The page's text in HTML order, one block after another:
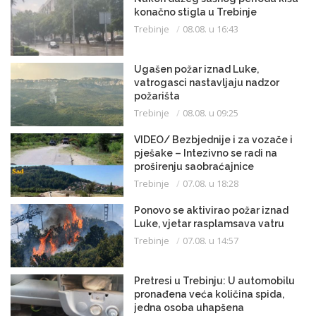
konačno stigla u Trebinje
Trebinje 08.08. u 16:43
Ugašen požar iznad Luke,
vatrogasci nastavljaju nadzor
požarišta
Trebinje 08.08. u 09:25
VIDEO/ Bezbjednije i za vozače i
pješake – Intezivno se radi na
proširenju saobraćajnice
Trebinje 07.08. u 18:28
Ponovo se aktivirao požar iznad
Luke, vjetar rasplamsava vatru
Trebinje 07.08. u 14:57
Pretresi u Trebinju: U automobilu
pronađena veća količina spida,
jedna osoba uhapšena